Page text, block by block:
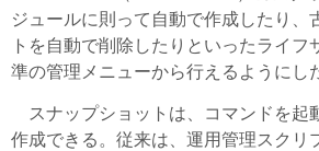
ジュールに則って自動で作成したり、
トを自動で削除したりといったライフ
準の管理メニューから行えるようにし
スナップショットは、コマンドを起
作成できる。従来は、運用管理スクリ